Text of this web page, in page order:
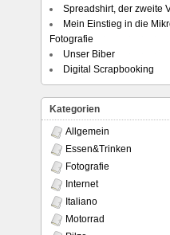
Spreadshirt, der zweite
Mein Einstieg in die
Fotografie
Unser Biber
Digital Scrapbooking
Kategorien
Allgemein
Essen&Trinken
Fotografie
Internet
Italiano
Motorrad